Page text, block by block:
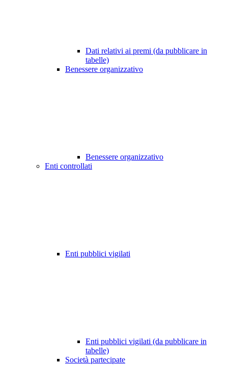
Dati relativi ai premi (da pubblicare in
tabelle)
Benessere organizzativo
Benessere organizzativo
Enti controllati
Enti pubblici vigilati
Enti pubblici vigilati (da pubblicare in
tabelle)
Società partecipate